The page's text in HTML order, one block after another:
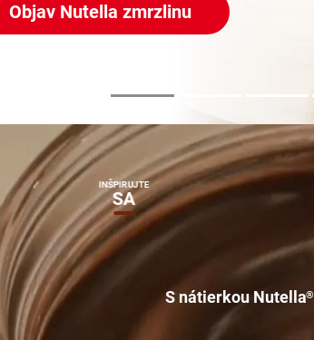
Objav Nutella zmrzlinu
INŠPIRUJTE
SA
S nátierkou Nutella®